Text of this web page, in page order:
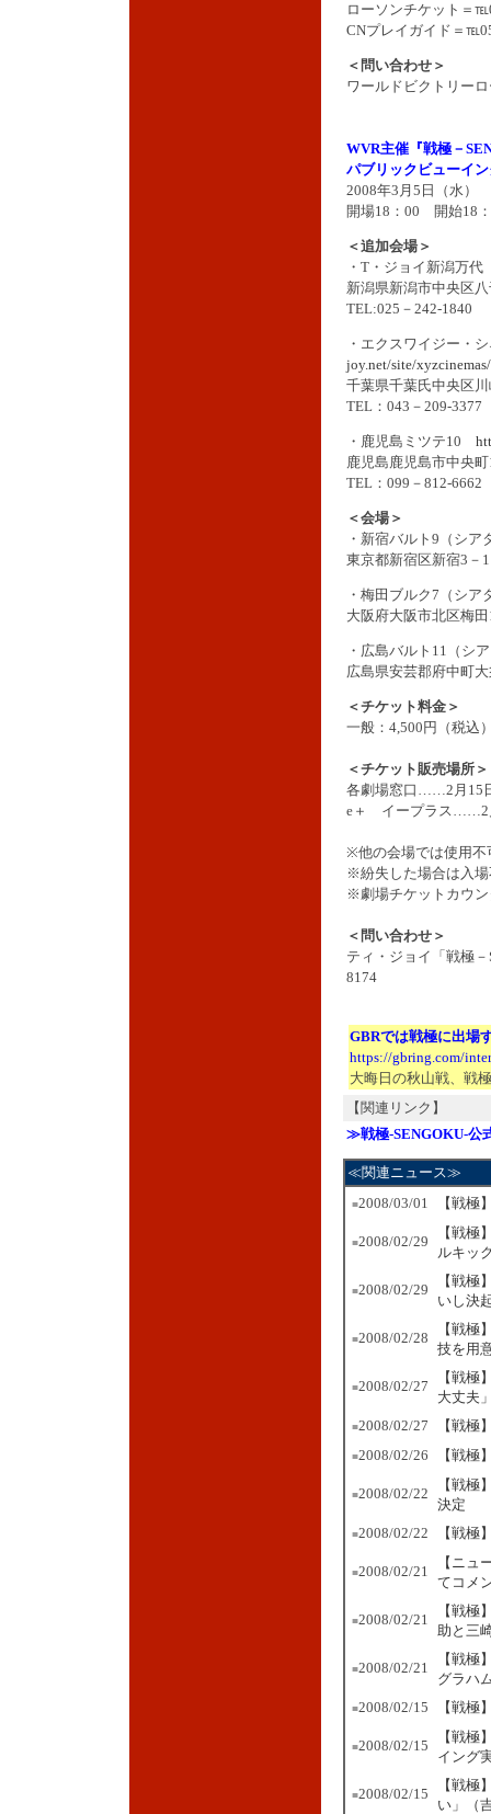
ローソンチケット＝
CNプレイガイド＝
＜問い合わせ＞
ワールドビクトリー
WVR主催『戦極－
パブリックビューイン
2008年3月5日（水）
開場18：00 開始18
＜追加会場＞
・T・ジョイ新潟万
新潟県新潟市中央区
TEL:025－242-1840
・エクスワイジー・
joy.net/site/
千葉県千葉氏中央区
TEL：043－209-3377
・鹿児島ミツテ10
鹿児島鹿児島市中央
TEL：099－812-6662
＜会場＞
・新宿バルト9（シ
東京都新宿区新宿3
・梅田ブルク7（シア
大阪府大阪市北区梅
・広島バルト11（シ
広島県安芸郡府中町
＜チケット料金＞
一般：4,500円（税込
＜チケット販売場所＞
各劇場窓口……2月15
e＋ イープラス……2
※他の会場では使用不
※紛失した場合は入場
※劇場チケットカウ
＜問い合わせ＞
ティ・ジョイ「戦極
8174
GBRでは戦極に出場
https://gbring.com/
大晦日の秋山戦、戦
【関連リンク】
≫戦極-SENGOKU-公
≪関連ニュース≫
■2008/03/01 【戦極
■2008/02/29
【戦極
ルキッ
■2008/02/29
【戦極
いし決
■2008/02/28
【戦極
技を用
■2008/02/27
【戦極
大丈夫
■2008/02/27 【戦極
■2008/02/26 【戦極
■2008/02/22
【戦極
決定
■2008/02/22 【戦極
■2008/02/21
【ニュ
てコメ
■2008/02/21
【戦極
助と三
■2008/02/21
【戦極
グラハ
■2008/02/15 【戦極
■2008/02/15
【戦極
イング
■2008/02/15
【戦極
い」（